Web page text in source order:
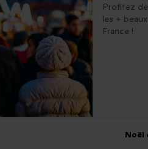
Profitez
les +
France !
Noël